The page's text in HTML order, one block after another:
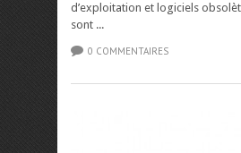
d’exploitation et logiciels
sont ...
0 COMMENTAIRES